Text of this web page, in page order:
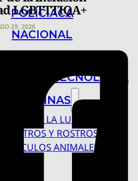
POLICIACA
NACIONAL
Y TECNOLOGÍA
COLUMNAS
BAJO LA LUPA
RASTROS Y ROSTROS
VÍNCULOS ANIMALES
LGBTTTIQA+
29, 2026